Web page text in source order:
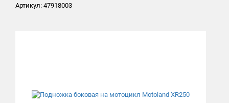
Артикул: 47918003